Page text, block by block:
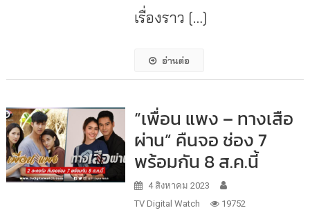
เรื่องราว […]
อ่านต่อ
“เพื่อน แพง – ทางเสือ
ผ่าน” คืนจอ ช่อง 7
พร้อมกัน 8 ส.ค.นี้
4 สิงหาคม 2023
TV Digital Watch
19752